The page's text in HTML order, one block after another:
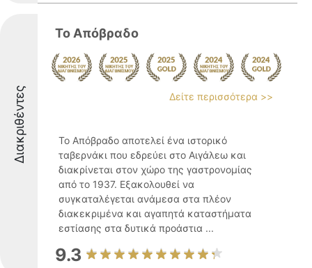
Διακριθέντες
Το Απόβραδo
Δείτε περισσότερα >>
Το Απόβραδο αποτελεί ένα ιστορικό
ταβερνάκι που εδρεύει στο Αιγάλεω και
διακρίνεται στον χώρο της γαστρονομίας
από το 1937. Εξακολουθεί να
συγκαταλέγεται ανάμεσα στα πλέον
διακεκριμένα και αγαπητά καταστήματα
εστίασης στα δυτικά προάστια ...
9.3